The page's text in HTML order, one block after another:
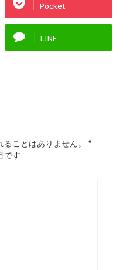
Pocket
LINE
ことはありません。
*
です